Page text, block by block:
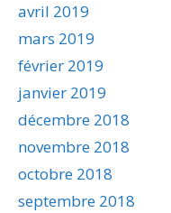
avril 2019
mars 2019
février 2019
janvier 2019
décembre 2018
novembre 2018
octobre 2018
septembre 2018